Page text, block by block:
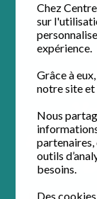
Chez
sur
expérience.
Grâce à
notre site
Nous
partenaires,
outils
besoins.
Des